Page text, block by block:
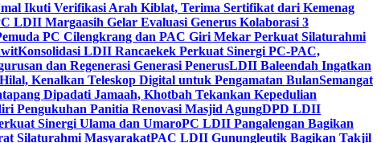
Ikuti Verifikasi Arah Kiblat, Terima Sertifikat dari Kemenag
LDII Margaasih Gelar Evaluasi Generus Kolaborasi 3
PC Cilengkrang dan PAC Giri Mekar Perkuat Silaturahmi
Konsolidasi LDII Rancaekek Perkuat Sinergi PC-PAC,
dan Regenerasi Generasi PenerusLDII Baleendah Ingatkan
Kenalkan Teleskop Digital untuk Pengamatan BulanSemangat
Dipadati Jamaah, Khotbah Tekankan Kepedulian
Pengukuhan Panitia Renovasi Masjid AgungDPD LDII
Sinergi Ulama dan UmaroPC LDII Pangalengan Bagikan
Silaturahmi MasyarakatPAC LDII Gunungleutik Bagikan Takjil